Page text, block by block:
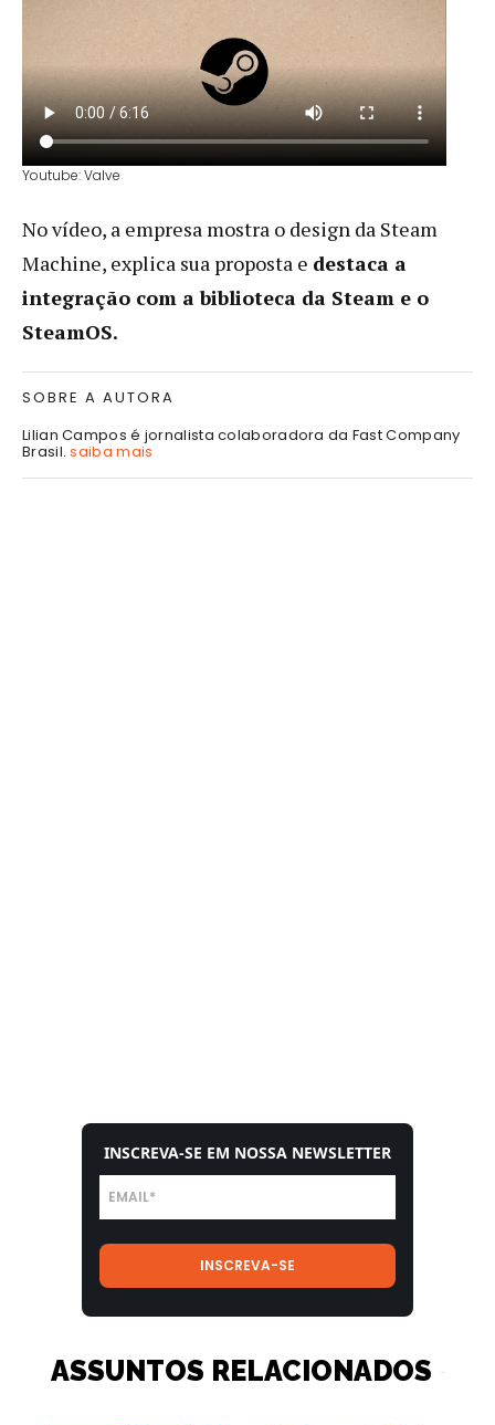
Youtube: Valve
No vídeo, a empresa mostra o design da Steam
Machine, explica sua proposta e destaca a
integração com a biblioteca da Steam e o
SteamOS.
SOBRE A AUTORA
Lilian Campos é jornalista colaboradora da Fast Company
Brasil.saiba mais
INSCREVA-SE EM NOSSA NEWSLETTER
ASSUNTOS RELACIONADOS